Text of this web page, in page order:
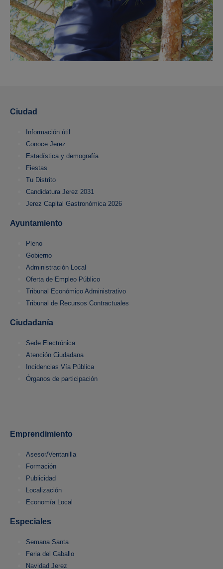
Ciudad
Información útil
Conoce Jerez
Estadística y demografía
Fiestas
Tu Distrito
Candidatura Jerez 2031
Jerez Capital Gastronómica 2026
Ayuntamiento
Pleno
Gobierno
Administración Local
Oferta de Empleo Público
Tribunal Económico Administrativo
Tribunal de Recursos Contractuales
Ciudadanía
Sede Electrónica
Atención Ciudadana
Incidencias Vía Pública
Órganos de participación
Emprendimiento
Asesor/Ventanilla
Formación
Publicidad
Localización
Economía Local
Especiales
Semana Santa
Feria del Caballo
Navidad Jerez